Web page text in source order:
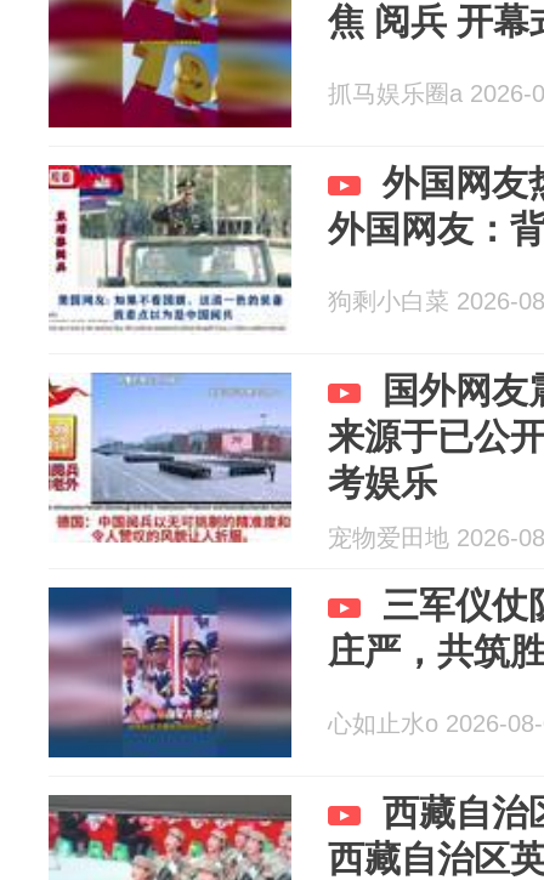
焦 阅兵 开幕
抓马娱乐圈a 2026-
外国网友
外国网友：
狗剩小白菜 2026-
国外网友
来源于已公
考娱乐
宠物爱田地 2026-
三军仪仗
庄严，共筑
心如止水o 2026-
西藏自治
西藏自治区